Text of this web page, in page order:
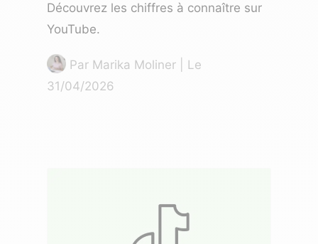
Découvrez les chiffres à connaître sur
YouTube.
Par Marika Moliner | Le
31/04/2026